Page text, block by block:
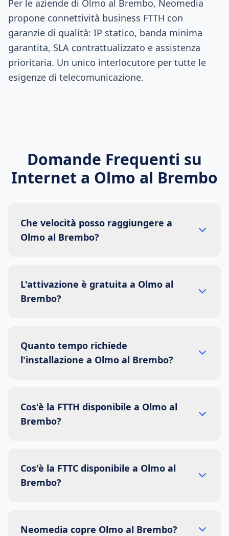
Per le aziende di Olmo al Brembo, Neomedia
propone connettività business FTTH con
garanzie di qualità: IP statico, banda minima
garantita, SLA contrattualizzato e assistenza
prioritaria. Un unico interlocutore per tutte le
esigenze di telecomunicazione.
Domande Frequenti su
Internet a Olmo al Brembo
Che velocità posso raggiungere a
Olmo al Brembo?
L'attivazione è gratuita a Olmo al
Brembo?
Quanto tempo richiede
l'installazione a Olmo al Brembo?
Cos'è la FTTH disponibile a Olmo al
Brembo?
Cos'è la FTTC disponibile a Olmo al
Brembo?
Neomedia copre Olmo al Brembo?